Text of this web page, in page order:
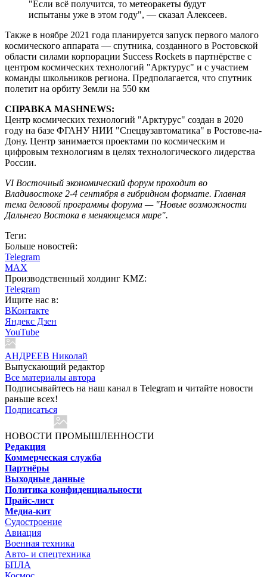
"Если всё получится, то метеоракеты будут
испытаны уже в этом году", — сказал Алексеев.
Также в ноябре 2021 года планируется запуск первого малого
космического аппарата — спутника, созданного в Ростовской
области силами корпорации Success Rockets в партнёрстве с
центром космических технологий "Арктурус" и с участием
команды школьников региона. Предполагается, что спутник
полетит на орбиту Земли на 550 км
СПРАВКА MASHNEWS:
Центр космических технологий "Арктурус" создан в 2020
году на базе ФГАНУ НИИ "Спецвузавтоматика" в Ростове-на-
Дону. Центр занимается проектами по космическим и
цифровым технологиям в целях технологического лидерства
России.
VI Восточный экономический форум проходит во
Владивостоке 2-4 сентября в гибридном формате. Главная
тема деловой программы форума — "Новые возможности
Дальнего Востока в меняющемся мире".
Теги:
Больше новостей:
Telegram
MAX
Производственный холдинг KMZ:
Telegram
Ищите нас в:
ВКонтакте
Яндекс Дзен
YouTube
АНДРЕЕВ Николай
Выпускающий редактор
Все материалы автора
Подписывайтесь на наш канал в Telegram и читайте новости
раньше всех!
Подписаться
НОВОСТИ ПРОМЫШЛЕННОСТИ
Редакция
Коммерческая служба
Партнёры
Выходные данные
Политика конфиденциальности
Прайс-лист
Медиа-кит
Судостроение
Авиация
Военная техника
Авто- и спецтехника
БПЛА